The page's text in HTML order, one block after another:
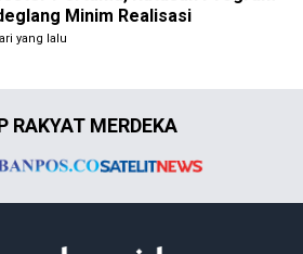
Minim Realisasi
yang lalu
RAKYAT MERDEKA